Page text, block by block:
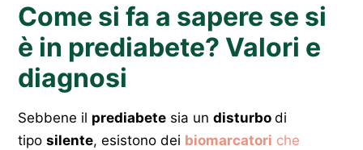
Come si fa a sapere se si
è in prediabete? Valori e
diagnosi
Sebbene il prediabete sia un disturbo di
tipo silente, esistono dei biomarcatori che